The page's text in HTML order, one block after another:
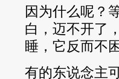
因为什么呢？
白，迈不开了
睡，它反而不
有的东说念主